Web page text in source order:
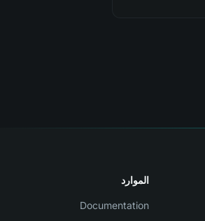
الموارد
Documentation